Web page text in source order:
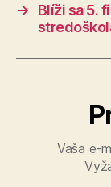
→
Blíži sa 5.
Vaša e-